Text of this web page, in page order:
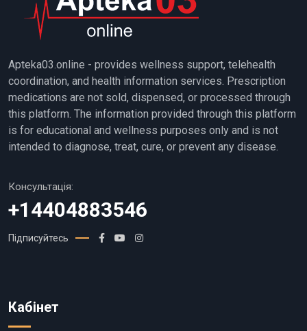
Apteka03.online - provides wellness support, telehealth
coordination, and health information services. Prescription
medications are not sold, dispensed, or processed through
this platform. The information provided through this platform
is for educational and wellness purposes only and is not
intended to diagnose, treat, cure, or prevent any disease.
Консультація:
+14404883546
Підписуйтесь
Кабінет